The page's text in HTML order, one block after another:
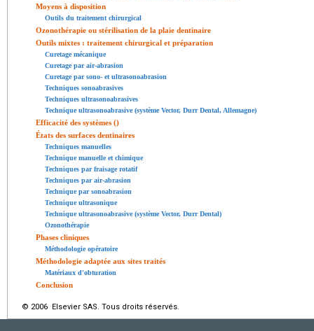
Moyens à disposition
Outils du traitement chirurgical
Ozonothérapie ou stérilisation de la plaie dentinaire
Outils mixtes : traitement chirurgical et préparation
Curetage mécanique
Curetage par air-abrasion
Curetage par sono- et ultrasonoabrasion
Techniques sonoabrasives
Techniques ultrasonoabrasives
Technique ultrasonoabrasive (système Vector, Durr Dental, Allemagne)
Efficacité des systèmes ()
États des surfaces dentinaires
Techniques manuelles
Technique manuelle et chimique
Techniques par fraisage rotatif
Techniques par air-abrasion
Technique par sonoabrasion
Technique ultrasonique
Technique ultrasonoabrasive (système Vector, Durr Dental)
Ozonothérapie
Phases cliniques
Méthodologie opératoire
Méthodologie adaptée aux sites traités
Matériaux d'obturation
Conclusion
© 2006 Elsevier SAS. Tous droits réservés.